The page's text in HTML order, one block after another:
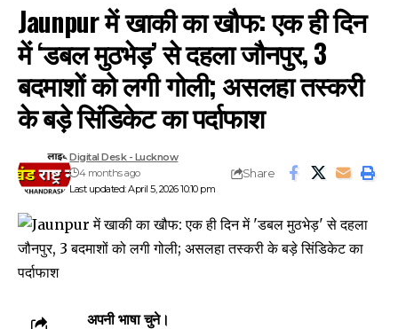
Jaunpur में खाकी का खौफ: एक ही दिन
में ‘डबल मुठभेड़’ से दहला जौनपुर, 3
बदमाशों को लगी गोली; असलहा तस्करी
के बड़े सिंडिकेट का पर्दाफाश
Last updated: April 5, 2026 10:10 pm
Digital Desk - Lucknow
4 months ago
Share
अपनी भाषा चुने।